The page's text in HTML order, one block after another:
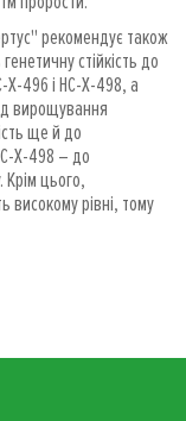
рекомендує також
стійкість до
Х-496 і НС-Х-498, а
вирощування
ще й до
Х-498 – до
цього,
високому рівні, тому